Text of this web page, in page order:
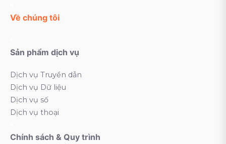
Về chúng tôi
Sản phẩm dịch vụ
Dịch vụ Truyền dẫn
Dịch vụ Dữ liệu
Dịch vụ số
Dịch vụ thoại
Chính sách & Quy trình